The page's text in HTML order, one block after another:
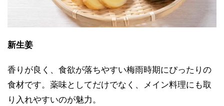
新生姜
香りが良く、食欲が落ちやすい梅雨時期にぴったりの
食材です。薬味としてだけでなく、メイン料理にも取
り入れやすいのが魅力。